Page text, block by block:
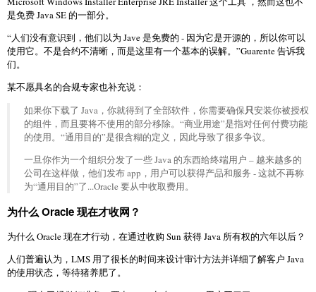
是免费 Java SE 的一部分。
“人们没有意识到，他们以为 Jave 是免费的 - 因为它是开源的，所以你可以
使用它。不是合约不清晰，而是这里有一个基本的误解。”Guarente 告诉我
们。
某不愿具名的合规专家也补充说：
如果你下载了 Java，你就得到了全部软件，你需要确保只安装你被授权
的组件，而且要将不使用的部分移除。“商业用途”是指对任何付费功能
的使用。“通用目的”是很含糊的定义，因此导致了很多争议。
一旦你作为一个组织分发了一些 Java 的东西给终端用户 – 越来越多的
公司在这样做，他们发布 app，用户可以获得产品和服务 - 这就不再称
为“通用目的”了...Oracle 要从中收取费用。
为什么 Oracle 现在才收网？
为什么 Oracle 现在才行动，在通过收购 Sun 获得 Java 所有权的六年以后？
人们普遍认为，LMS 用了很长的时间来设计审计方法并详细了解客户 Java
的使用状态，等待猪养肥了。